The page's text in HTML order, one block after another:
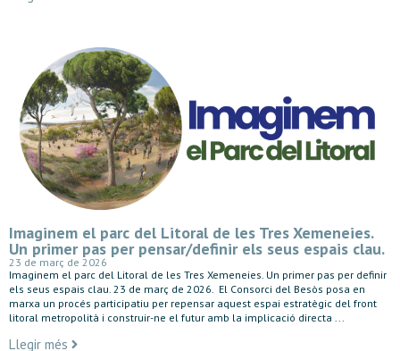
Imaginem el parc del Litoral de les Tres Xemeneies.
Un primer pas per pensar/definir els seus espais clau.
23 de març de 2026
Imaginem el parc del Litoral de les Tres Xemeneies. Un primer pas per definir
els seus espais clau. 23 de març de 2026. El Consorci del Besòs posa en
marxa un procés participatiu per repensar aquest espai estratègic del front
litoral metropolità i construir-ne el futur amb la implicació directa ...
Llegir més